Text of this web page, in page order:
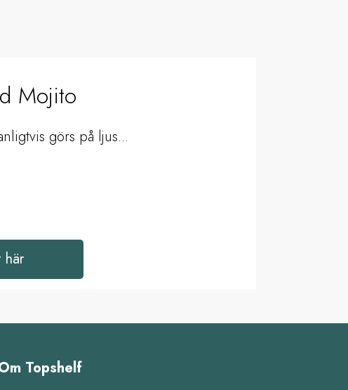
Mojito
görs på ljus...
här
Topshelf